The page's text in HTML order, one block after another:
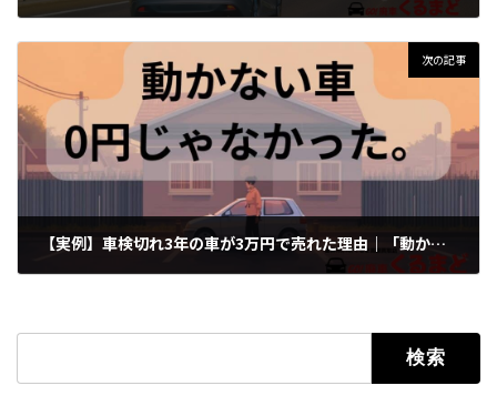
次の記事
【実例】車検切れ3年の車が3万円で売れた理由｜「動かせない車」と言われたケース